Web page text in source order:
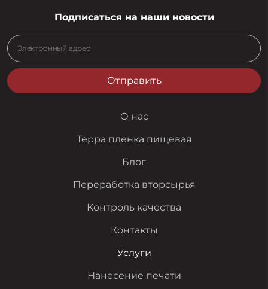
Подписаться на наши новости
Отправить
О нас
Терра пленка пищевая
Блог
Переработка вторсырья
Контроль качества
Контакты
Услуги
Нанесение печати